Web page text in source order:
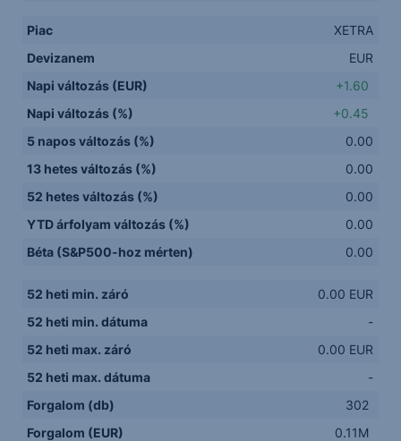
Piac
XETRA
Devizanem
EUR
Napi változás (EUR)
+1.60
Napi változás (%)
+0.45
5 napos változás (%)
0.00
13 hetes változás (%)
0.00
52 hetes változás (%)
0.00
YTD árfolyam változás (%)
0.00
Béta (S&P500-hoz mérten)
0.00
52 heti min. záró
0.00 EUR
52 heti min. dátuma
-
52 heti max. záró
0.00 EUR
52 heti max. dátuma
-
Forgalom (db)
302
Forgalom (EUR)
0.11M